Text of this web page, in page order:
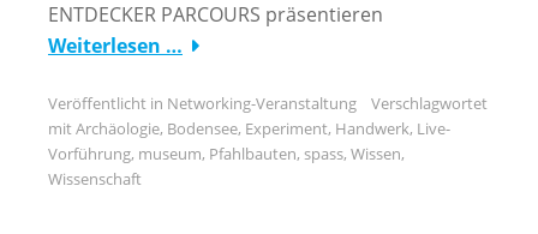
ENTDECKER PARCOURS präsentieren
Weiterlesen …
Veröffentlicht in Networking-Veranstaltung
Verschlagwortet
mitArchäologie, Bodensee, Experiment, Handwerk, Live-
Vorführung, museum, Pfahlbauten, spass, Wissen,
Wissenschaft